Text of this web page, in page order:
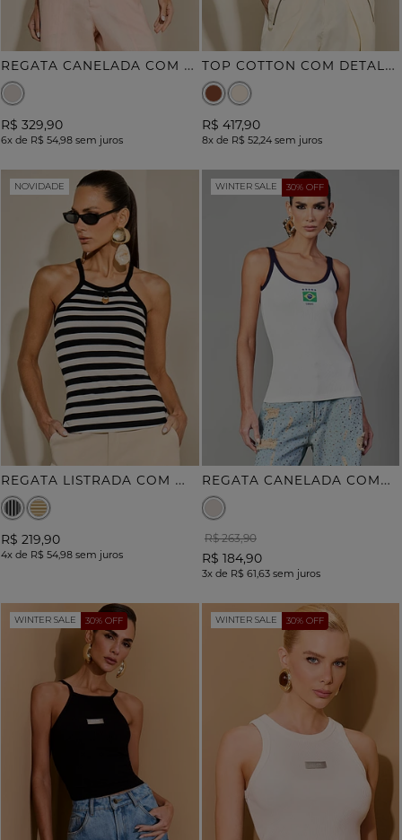
R
EGATA CANELADA COM BORDADO CONCHA
R$ 329,90
6x de R$ 54,98 sem juros
T
OP COTTON COM DETALHE ELASTEX
R$ 417,90
8xde R$ 52,24sem juros
NOVIDADE
R
EGATA LISTRADA COM METAL CORAÇÃO
R$ 219,90
4x de R$ 54,98 sem juros
WINTER SALE 30% OFF
R
EGATA CANELADA COMPOSE
R$ 263,90
R$ 184,90
3xde R$ 61,63sem juros
WINTER SALE 30% OFF WINTER SALE 30% OFF